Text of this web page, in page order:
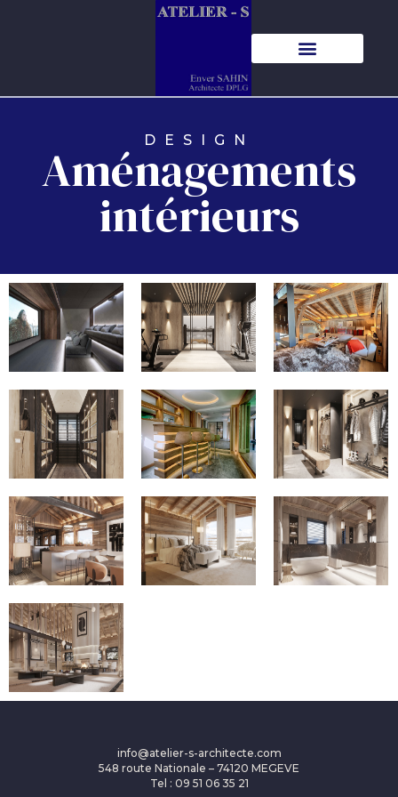
DESIGN
Aménagements
intérieurs
info@atelier-s-architecte.com
548 route Nationale – 74120 MEGEVE
Tel : 09 51 06 35 21